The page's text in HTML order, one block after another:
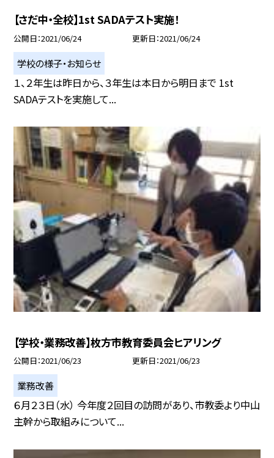
【さだ中・全校】1st SADAテスト実施！
公開日 2021/06/24 更新日 2021/06/24
学校の様子・お知らせ
１、２年生は昨日から、３年生は本日から明日まで 1st
SADAテストを実施して...
【学校・業務改善】枚方市教育委員会ヒアリング
公開日 2021/06/23 更新日 2021/06/23
業務改善
６月２３日（水） 今年度２回目の訪問があり、市教委より中山
主幹から取組みについて...